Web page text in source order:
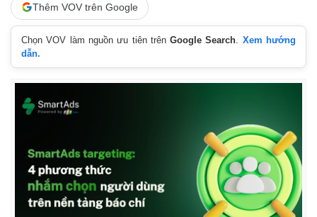
Thêm VOV trên Google
Chọn VOV làm nguồn ưu tiên trênGoogle Search
Xem hướng
dẫn.